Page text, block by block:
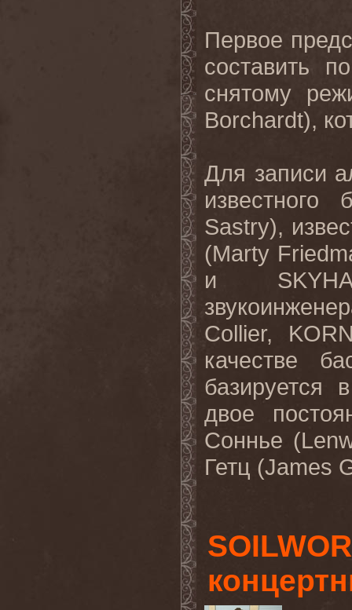
Первое
составить
снятому
Borchardt),
Для записи
Sastry),
(Marty
и
Collier,
качестве
базируется
двое
Соннье (
Гетц (James